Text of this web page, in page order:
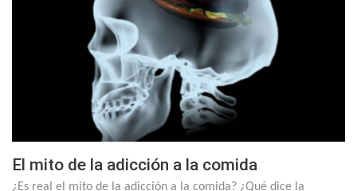
El mito de la adicción a la comida
¿Es real el mito de la adicción a la comida? ¿Qué dice la